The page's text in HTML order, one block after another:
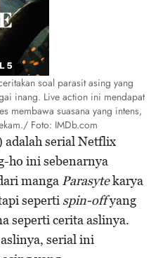
soal parasit asing yang
inang. Live action ini mendapat
membawa suasana yang intens,
Foto: IMDb.com
serial Netflix
ho ini sebenarnya
manga Parasytekarya
seperti spin-offyang
seperti cerita aslinya.
serial ini